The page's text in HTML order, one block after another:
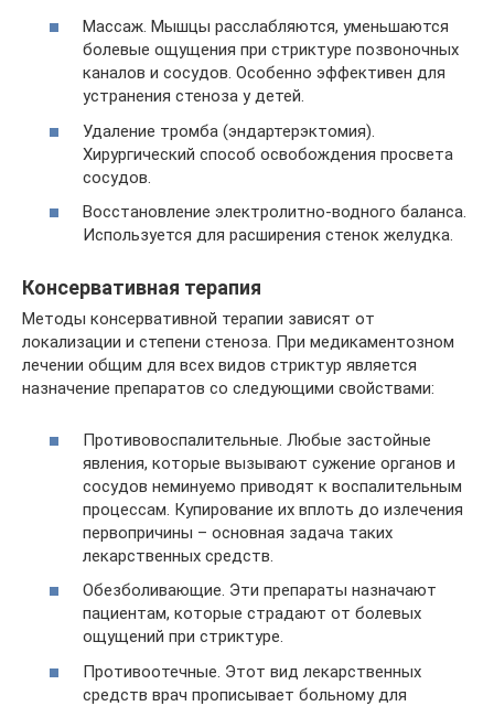
Массаж. Мышцы расслабляются, уменьшаются
болевые ощущения при стриктуре позвоночных
каналов и сосудов. Особенно эффективен для
устранения стеноза у детей.
Удаление тромба (эндартерэктомия).
Хирургический способ освобождения просвета
сосудов.
Восстановление электролитно-водного баланса.
Используется для расширения стенок желудка.
Консервативная терапия
Методы консервативной терапии зависят от
локализации и степени стеноза. При медикаментозном
лечении общим для всех видов стриктур является
назначение препаратов со следующими свойствами:
Противовоспалительные. Любые застойные
явления, которые вызывают сужение органов и
сосудов неминуемо приводят к воспалительным
процессам. Купирование их вплоть до излечения
первопричины – основная задача таких
лекарственных средств.
Обезболивающие. Эти препараты назначают
пациентам, которые страдают от болевых
ощущений при стриктуре.
Противоотечные. Этот вид лекарственных
средств врач прописывает больному для